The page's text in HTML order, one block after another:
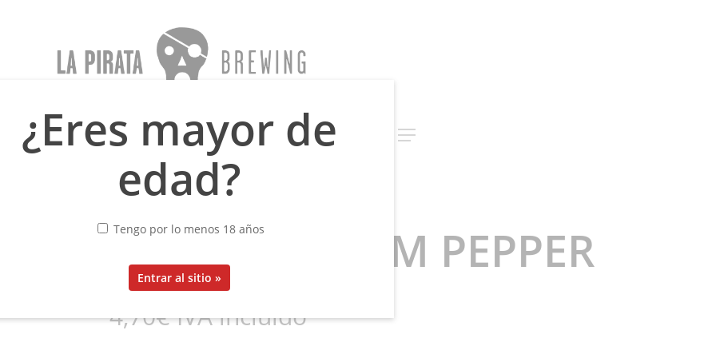
Menno Olivier Oblivion Blog Sobre nosotros search Menu
SERIES 1: SELIM PEPPER
4,70€IVA incluido
¿Eres mayor de
edad?
Tengo por lo menos 18 años